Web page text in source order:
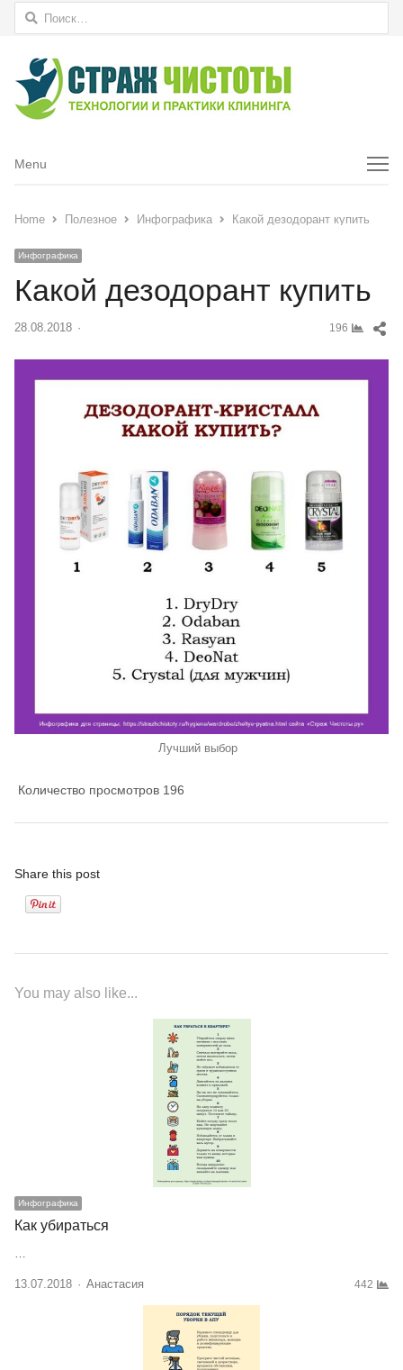
Найти:
Menu
Menu
Home Полезное Инфографика Какой дезодорант купить
Инфографика
Какой дезодорант купить
28.08.2018 196
Лучший выбор
Количество просмотров 196
Share this post
You may also like...
Инфографика
Как убираться
…
13.07.2018 Author
Анастасия 442